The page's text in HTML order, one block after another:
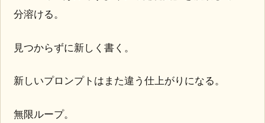
分溶ける。
見つからずに新しく書く。
新しいプロンプトはまた違う仕上がりになる。
無限ループ。